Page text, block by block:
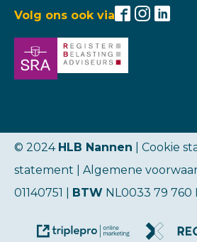
Volg ons ook via
© 2024 HLB Nannen | Cookie
statement
Algemene
01140751 | BTW NL0033 79 760